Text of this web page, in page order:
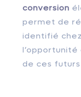
conversion
permet de
identifié
de ces